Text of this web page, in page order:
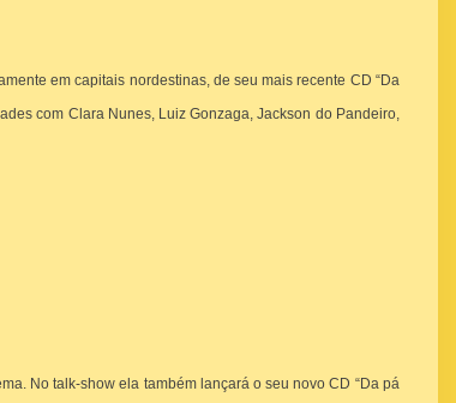
em capitais nordestinas, de seu mais recente CD “Da
com Clara Nunes, Luiz Gonzaga, Jackson do Pandeiro,
No talk-show ela também lançará o seu novo CD “Da pá